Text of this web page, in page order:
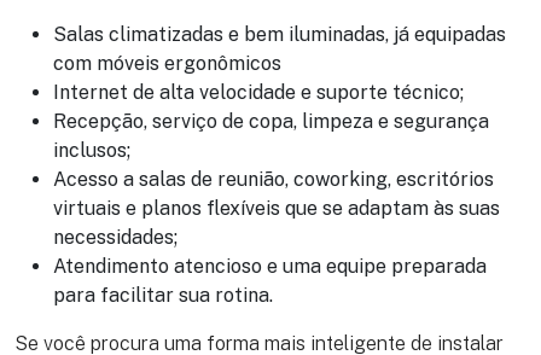
Salas climatizadas e bem iluminadas, já equipadas
com móveis ergonômicos
Internet de alta velocidade e suporte técnico;
Recepção, serviço de copa, limpeza e segurança
inclusos;
Acesso a salas de reunião, coworking, escritórios
virtuais e planos flexíveis que se adaptam às suas
necessidades;
Atendimento atencioso e uma equipe preparada
para facilitar sua rotina.
Se você procura uma forma mais inteligente de instalar